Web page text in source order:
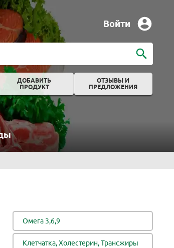
Войти
ДОБАВИТЬ
ПРОДУКТ
ОТЗЫВЫ И
ПРЕДЛОЖЕНИЯ
Омега 3,6,9
Клетчатка, Холестерин, Трансжиры